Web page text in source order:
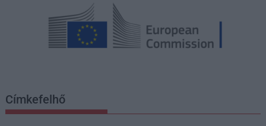
Címkefelhő